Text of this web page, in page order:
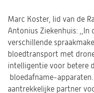
Marc Koster, lid van de
Antonius Ziekenhuis: ,,In
verschillende
bloedtransport met
intelligentie voor betere
bloedafname-apparaten.
aantrekkelijke partner